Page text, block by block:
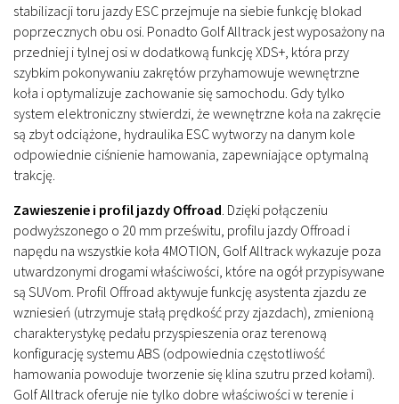
stabilizacji toru jazdy ESC przejmuje na siebie funkcję blokad
poprzecznych obu osi. Ponadto Golf Alltrack jest wyposażony na
przedniej i tylnej osi w dodatkową funkcję XDS+, która przy
szybkim pokonywaniu zakrętów przyhamowuje wewnętrzne
koła i optymalizuje zachowanie się samochodu. Gdy tylko
system elektroniczny stwierdzi, że wewnętrzne koła na zakręcie
są zbyt odciążone, hydraulika ESC wytworzy na danym kole
odpowiednie ciśnienie hamowania, zapewniające optymalną
trakcję.
Zawieszenie i profil jazdy Offroad Dzięki połączeniu
podwyższonego o 20 mm prześwitu, profilu jazdy Offroad i
napędu na wszystkie koła 4MOTION, Golf Alltrack wykazuje poza
utwardzonymi drogami właściwości, które na ogół przypisywane
są SUVom. Profil Offroad aktywuje funkcję asystenta zjazdu ze
wzniesień (utrzymuje stałą prędkość przy zjazdach), zmienioną
charakterystykę pedału przyspieszenia oraz terenową
konfigurację systemu ABS (odpowiednia częstotliwość
hamowania powoduje tworzenie się klina szutru przed kołami).
Golf Alltrack oferuje nie tylko dobre właściwości w terenie i